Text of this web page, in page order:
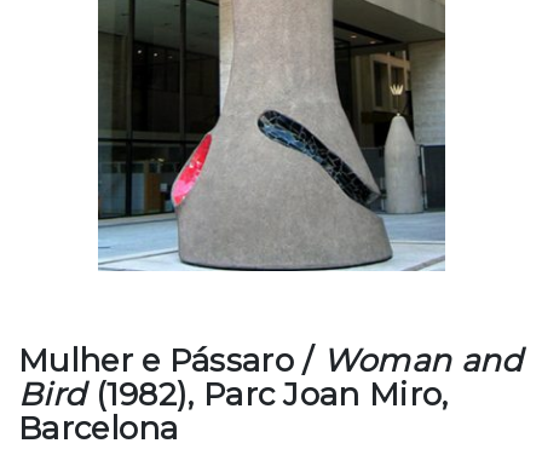
Mulher e Pássaro / Woman and
Bird(1982), Parc Joan Miro,
Barcelona